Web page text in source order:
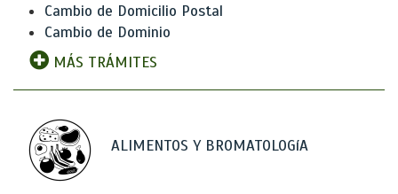
Cambio de Domicilio Postal
Cambio de Dominio
MÁS TRÁMITES
ALIMENTOS Y BROMATOLOGíA